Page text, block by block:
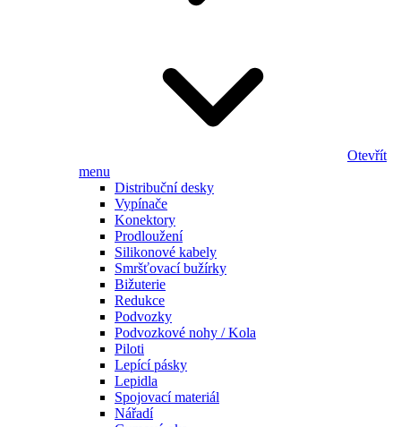
Otevřít
menu
Distribuční desky
Vypínače
Konektory
Prodloužení
Silikonové kabely
Smršťovací bužírky
Bižuterie
Redukce
Podvozky
Podvozkové nohy / Kola
Piloti
Lepící pásky
Lepidla
Spojovací materiál
Nářadí